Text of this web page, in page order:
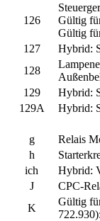
126
Gültig
Gültig
127 Hybrid:
128
129
Hybrid:
129A
Hybrid:
g
Relais
h
ich
Hybrid:
J
CPC-
K
Gültig
722.930):